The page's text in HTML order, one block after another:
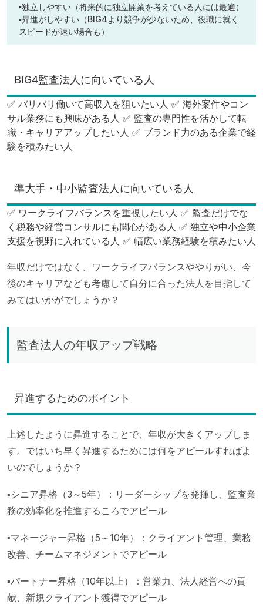
▪独立しやすい（将来的に独立開業を考えている人には最適）
▪昇進がしやすい（BIG4より競争が少ないため、役職に就く
スピードが速い場合も）
BIG4監査法人に向いている人
✅ バリバリ働いて高収入を狙いたい人 ✅ 海外案件やコン
サル業務にも興味がある人 ✅ 監査の専門性を活かして転
職・キャリアアップしたい人 ✅ ブランド力のある企業で経
験を積みたい人
準大手・中小監査法人に向いている人
✅ ワークライフバランスを重視したい人 ✅ 監査だけでな
く税務や経営コンサルにも関心がある人 ✅ 独立や中小企業
支援を視野に入れている人 ✅ 幅広い業務経験を積みたい人
年収だけではなく、ワークライフバランスややりがい、今
後のキャリアなども考慮して自分に合った法人を目指して
みてはいかがでしょうか？
監査法人の年収アップ戦略
昇進するためのポイント
上述したように昇進することで、年収が大きくアップしま
す。ではいち早く昇進するためには何をアピールすればよ
いのでしょうか？
▪シニア昇格（3～5年）：リーダーシップを発揮し、監査業
務の効率化を推進するころでアピール
▪マネージャー昇格（5～10年）：クライアント管理、業務
改善、チームマネジメントでアピール
▪パートナー昇格（10年以上）：営業力、法人経営への貢
献、新規クライアント獲得でアピール